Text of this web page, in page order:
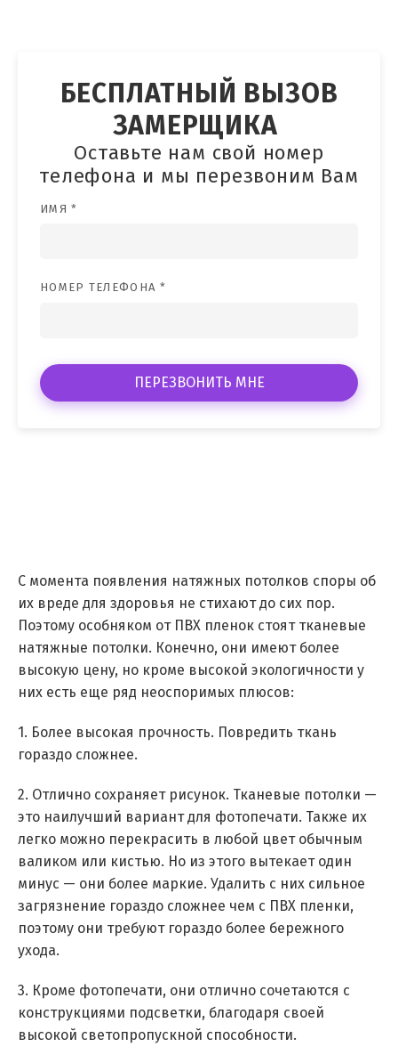
БЕСПЛАТНЫЙ ВЫЗОВ
ЗАМЕРЩИКА
Оставьте нам свой номер
телефона и мы перезвоним Вам
ИМЯ *
НОМЕР ТЕЛЕФОНА *
ПЕРЕЗВОНИТЬ МНЕ
С момента появления натяжных потолков споры об
их вреде для здоровья не стихают до сих пор.
Поэтому особняком от ПВХ пленок стоят тканевые
натяжные потолки. Конечно, они имеют более
высокую цену, но кроме высокой экологичности у
них есть еще ряд неоспоримых плюсов:
1. Более высокая прочность. Повредить ткань
гораздо сложнее.
2. Отлично сохраняет рисунок. Тканевые потолки —
это наилучший вариант для фотопечати. Также их
легко можно перекрасить в любой цвет обычным
валиком или кистью. Но из этого вытекает один
минус — они более маркие. Удалить с них сильное
загрязнение гораздо сложнее чем с ПВХ пленки,
поэтому они требуют гораздо более бережного
ухода.
3. Кроме фотопечати, они отлично сочетаются с
конструкциями подсветки, благодаря своей
высокой светопропускной способности.